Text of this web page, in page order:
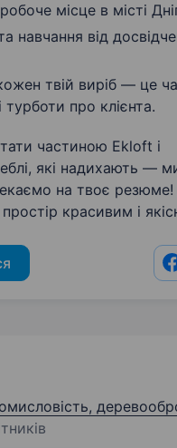
місце в місті
навчання від
твій виріб — це
турботи про клієнта.
частиною Ekloft і
які надихають —
на твоє
красивим і